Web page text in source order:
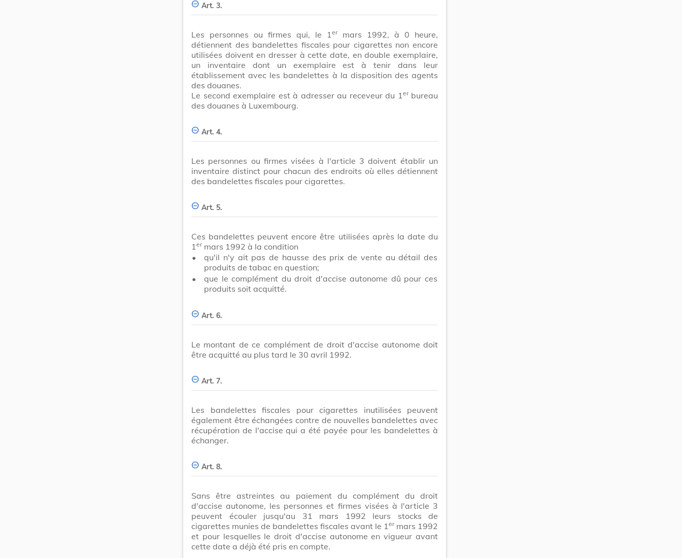
Art. 3.
Les personnes ou firmes qui, le 1 ermars 1992, à 0 heure,
détiennent des bandelettes fiscales pour cigarettes non encore
utilisées doivent en dresser à cette date, en double exemplaire,
un inventaire dont un exemplaire est à tenir dans leur
établissement avec les bandelettes à la disposition des agents
des douanes.
Le second exemplaire est à adresser au receveur du 1 erbureau
des douanes à Luxembourg.
Art. 4.
Les personnes ou firmes visées à l'article 3 doivent établir un
inventaire distinct pour chacun des endroits où elles détiennent
des bandelettes fiscales pour cigarettes.
Art. 5.
Ces bandelettes peuvent encore être utilisées après la date du
1 ermars 1992 à la condition
•
qu'il n'y ait pas de hausse des prix de vente au détail des
produits de tabac en question;
•
que le complément du droit d'accise autonome dû pour ces
produits soit acquitté.
Art. 6.
Le montant de ce complément de droit d'accise autonome doit
être acquitté au plus tard le 30 avril 1992.
Art. 7.
Les bandelettes fiscales pour cigarettes inutilisées peuvent
également être échangées contre de nouvelles bandelettes avec
récupération de l'accise qui a été payée pour les bandelettes à
échanger.
Art. 8.
Sans être astreintes au paiement du complément du droit
d'accise autonome, les personnes et firmes visées à l'article 3
peuvent écouler jusqu'au 31 mars 1992 leurs stocks de
cigarettes munies de bandelettes fiscales avant le 1 ermars 1992
et pour lesquelles le droit d'accise autonome en vigueur avant
cette date a déjà été pris en compte.